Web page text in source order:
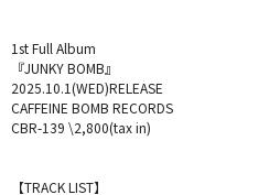
1st Full Album
『JUNKY BOMB』
2025.10.1(WED)RELEASE
CAFFEINE BOMB RECORDS
CBR-139 \2,800(tax in)
【TRACK LIST】